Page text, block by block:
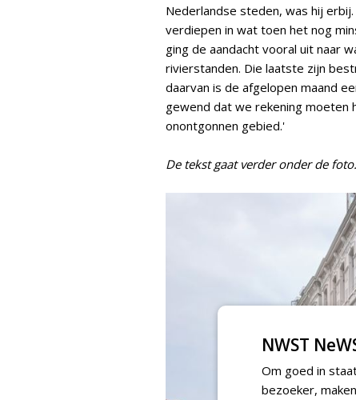
Nederlandse steden, was hij
verdiepen in wat toen het nog
ging de aandacht vooral uit naar
rivierstanden. Die laatste zijn
daarvan is de afgelopen maand
gewend dat we rekening moeten
onontgonnen gebied.'
De tekst gaat verder onder de foto.
NWST
Om goed in
bezoeker,